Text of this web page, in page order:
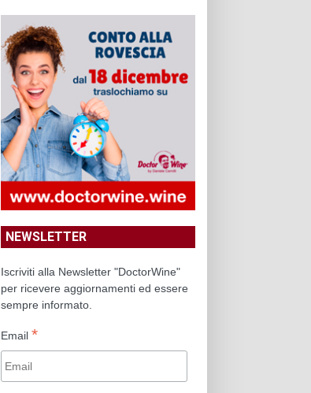
NEWSLETTER
Iscriviti alla Newsletter "DoctorWine"
per ricevere aggiornamenti ed essere
sempre informato.
Email *